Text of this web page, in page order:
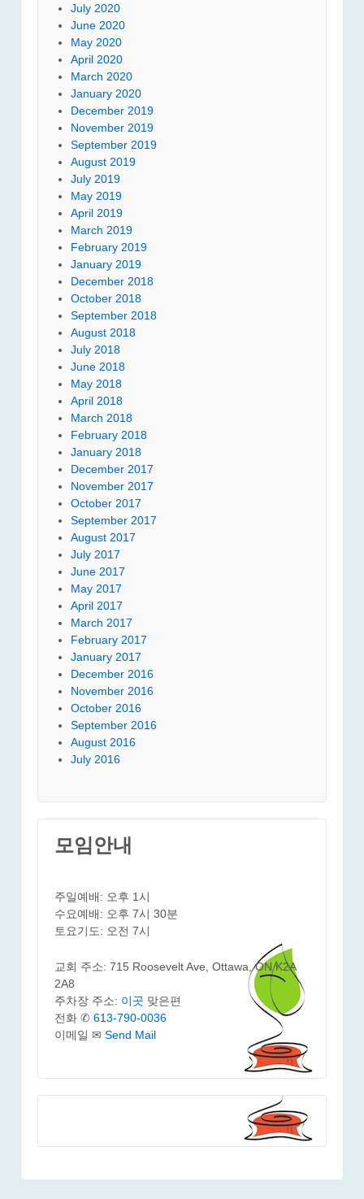
July 2020
June 2020
May 2020
April 2020
March 2020
January 2020
December 2019
November 2019
September 2019
August 2019
July 2019
May 2019
April 2019
March 2019
February 2019
January 2019
December 2018
October 2018
September 2018
August 2018
July 2018
June 2018
May 2018
April 2018
March 2018
February 2018
January 2018
December 2017
November 2017
October 2017
September 2017
August 2017
July 2017
June 2017
May 2017
April 2017
March 2017
February 2017
January 2017
December 2016
November 2016
October 2016
September 2016
August 2016
July 2016
모임안내
주일예배: 오후 1시
수요예배: 오후 7시 30분
토요기도: 오전 7시
교회 주소: 715 Roosevelt Ave, Ottawa, ON K2A
2A8
주차장 주소: 이곳 맞은편
전화 ✆ 613-790-0036
이메일 ✉ Send Mail